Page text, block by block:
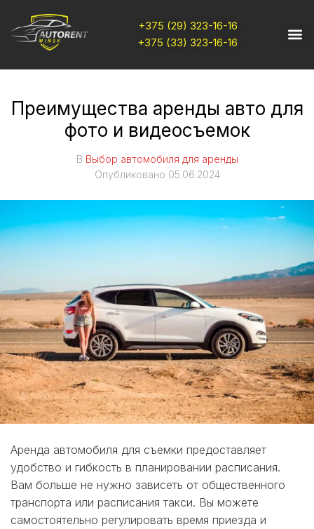
+375 (29) 323-16-16
+375 (33) 323-16-16
Преимущества аренды авто для
фото и видеосъемок
В Выбор автомобиля для аренды
Опубликовано 05.06.2024
Аренда автомобиля для съемки предоставляет
удобство и гибкость в планировании расписания.
Вам больше не нужно зависеть от общественного
транспорта или расписания такси. Вы можете
самостоятельно регулировать время приезда и